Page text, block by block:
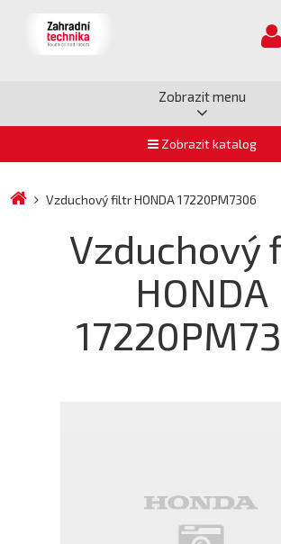
Zobrazit menu
Zobrazit katalog
Vzduchový filtr HONDA 17220PM7306
Vzduchový
HONDA